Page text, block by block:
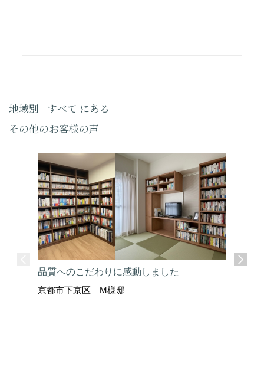
地域別 - すべて にある
その他のお客様の声
品質へのこだわりに感動しました
京都市下京区 M様邸